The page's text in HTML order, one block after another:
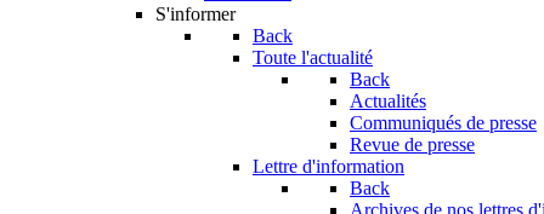
S'informer
Back
Toute l'actualité
Back
Actualités
Communiqués de presse
Revue de presse
Lettre d'information
Back
Archives de nos lettres